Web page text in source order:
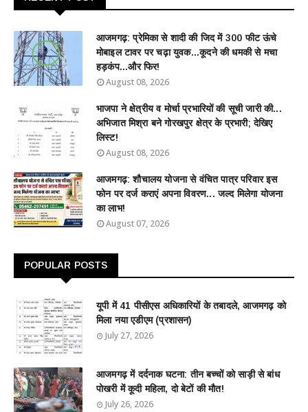
आजमगढ़: प्रेमिका से शादी की जिद में 300 फीट ऊंचे
मोबाइल टावर पर चढ़ा युवक...कूदने की धमकी से मचा
हड़कंप...और फिर!
August 08, 2026
भाजपा ने क्षेत्रीय व मोर्चा प्रभारियों की सूची जारी की...
अभिजात मिश्रा बने गोरखपुर क्षेत्र के प्रभारी; देखिए
लिस्ट!
August 08, 2026
आजमगढ़: शौचालय योजना से वंचित पात्र परिवार इस
फोन पर दर्ज कराएं अपना विवरण... जल्द मिलेगा योजना
का लाभ!
August 07, 2026
POPULAR POSTS
यूपी में 41 पीसीएस अधिकारियों के तबादले, आजमगढ़ को
मिला नया एडीएम (प्रशासन)
July 27, 2026
आजमगढ़ में दर्दनाक घटना: तीन बच्चों को साड़ी से बांध
पोखरी में कूदी महिला, दो बेटों की मौत!
July 26, 2026